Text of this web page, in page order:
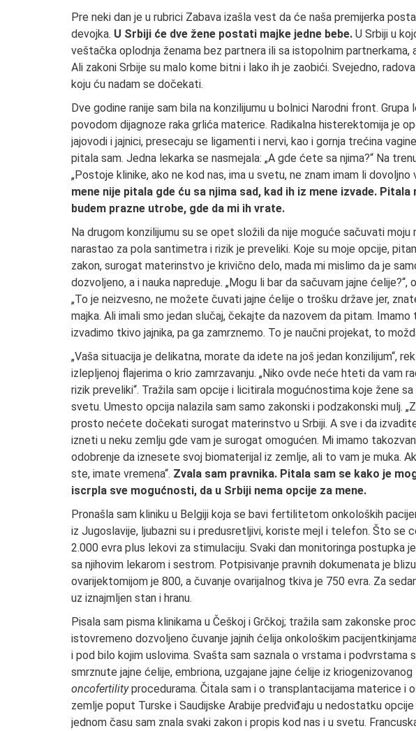
Pre neki dan je u rubrici Zabava izašla vest da će naša premijerka
devojka. U Srbiji će dve žene postati majke jedne bebe. U Srbiji u
veštačka oplodnja ženama bez partnera ili sa istopolnim partnerkama,
Ali zakoni Srbije su malo kome bitni i lako ih je zaobići. Svejedno,
koju ću nadam se dočekati.
Dve godine ranije sam bila na konzilijumu u bolnici Narodni front.
povodom dijagnoze raka grlića materice. Radikalna histerektomija je
jajovodi i jajnici, presecaju se ligamenti i nervi, kao i gornja trećina
pitala sam. Jedna lekarka se nasmejala: „A gde ćete sa njima?“ Na
„Postoje klinike, ako ne kod nas, ima u svetu, ne znam imam li dovoljno
mene nije pitala gde ću sa njima sad, kad ih iz mene izvade.
budem prazne utrobe, gde da mi ih vrate.
Na drugom konzilijumu su se opet složili da nije moguće sačuvati
narastao za pola santimetra i rizik je preveliki. Koje su moje opcije,
zakon, surogat materinstvo je krivično delo, mada mi mislimo da je
dozvoljeno, a i nauka napreduje. „Mogu li bar da sačuvam jajne
„To je neizvesno, ne možete čuvati jajne ćelije o trošku države jer,
majka. Ali imali smo jedan slučaj, čekajte da nazovem da pitam.
izvadimo tkivo jajnika, pa ga zamrznemo. To je naučni projekat, to
„Vaša situacija je delikatna, morate da idete na još jedan konzilijum“,
izlepljenoj flajerima o krio zamrzavanju. „Niko ovde neće hteti da vam
rizik preveliki“. Tražila sam opcije i licitirala mogućnostima koje žene
svetu. Umesto opcija nalazila sam samo zakonski i podzakonski mulj.
prosto nećete dočekati surogat materinstvo u Srbiji. A sve i da
izneti u neku zemlju gde vam je surogat omogućen. Mi imamo
odobrenje da iznesete svoj biomaterijal iz zemlje, ali to vam je muka.
ste, imate vremena“. Zvala sam pravnika. Pitala sam se kako je
iscrpla sve mogućnosti, da u Srbiji nema opcije za mene.
Pronašla sam kliniku u Belgiji koja se bavi fertilitetom onkoloških
iz Jugoslavije, ljubazni su i predusretljivi, koriste mejl i telefon. Što se
2.000 evra plus lekovi za stimulaciju. Svaki dan monitoringa postupka
sa njihovim lekarom i sestrom. Potpisivanje pravnih dokumenata je
ovarijektomijom je 800, a čuvanje ovarijalnog tkiva je 750 evra. Za
uz iznajmljen stan i hranu.
Pisala sam pisma klinikama u Češkoj i Grčkoj; tražila sam zakonske
istovremeno dozvoljeno čuvanje jajnih ćelija onkološkim
i pod bilo kojim uslovima. Svašta sam saznala o vrstama i podvrstama
smrznute jajne ćelije, embriona, uzgajane jajne ćelije iz
oncofertilityprocedurama. Čitala sam i o transplantacijama materice i
zemlje poput Turske i Saudijske Arabije predviđaju u nedostatku
jednom času sam znala svaki zakon i propis kod nas i u svetu.